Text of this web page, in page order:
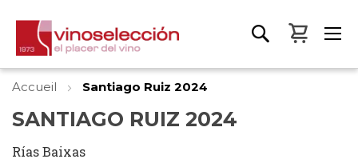
Mon
Accueil Santiago Ruiz 2024
SANTIAGO RUIZ 2024
Rías Baixas